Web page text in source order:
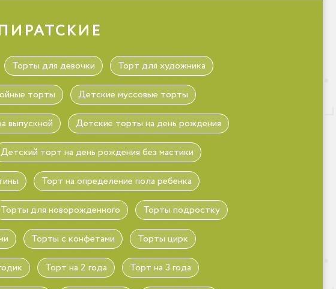
Торты для девочки Торт для художника
торты Детские муссовые торты
выпускной Детские торты на день рождения
Детский торт на день рождения без мастики
Торт на определение пола ребенка
Торты для новорожденного Торты подростку
Торты с конфетами Торты цирк
Торт на 2 года Торт на 3 года